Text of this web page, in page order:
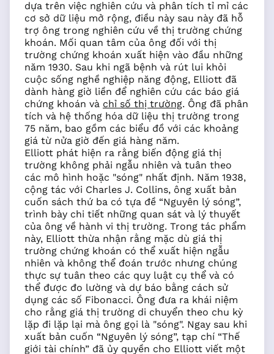
dựa trên việc nghiên cứu và phân tích tỉ mỉ các
cơ sở dữ liệu mở rộng, điều này sau này đã hỗ
trợ ông trong nghiên cứu về thị trường chứng
khoán. Mối quan tâm của ông đối với thị
trường chứng khoán xuất hiện vào đầu những
năm 1930. Sau khi ngã bệnh và rút lui khỏi
cuộc sống nghề nghiệp năng động, Elliott đã
dành hàng giờ liền để nghiên cứu các báo giá
chứng khoán và chỉ số thị trường. Ông đã phân
tích và hệ thống hóa dữ liệu thị trường trong
75 năm, bao gồm các biểu đồ với các khoảng
giá từ nửa giờ đến giá hàng năm.
Elliott phát hiện ra rằng biến động giá thị
trường không phải ngẫu nhiên và tuân theo
các mô hình hoặc "sóng" nhất định. Năm 1938,
cộng tác với Charles J. Collins, ông xuất bản
cuốn sách thứ ba có tựa đề “Nguyên lý sóng”,
trình bày chi tiết những quan sát và lý thuyết
của ông về hành vi thị trường. Trong tác phẩm
này, Elliott thừa nhận rằng mặc dù giá thị
trường chứng khoán có thể xuất hiện ngẫu
nhiên và không thể đoán trước nhưng chúng
thực sự tuân theo các quy luật cụ thể và có
thể được đo lường và dự báo bằng cách sử
dụng các số Fibonacci. Ông đưa ra khái niệm
cho rằng giá thị trường di chuyển theo chu kỳ
lặp đi lặp lại mà ông gọi là "sóng". Ngay sau khi
xuất bản cuốn “Nguyên lý sóng”, tạp chí “Thế
giới tài chính” đã ủy quyền cho Elliott viết một